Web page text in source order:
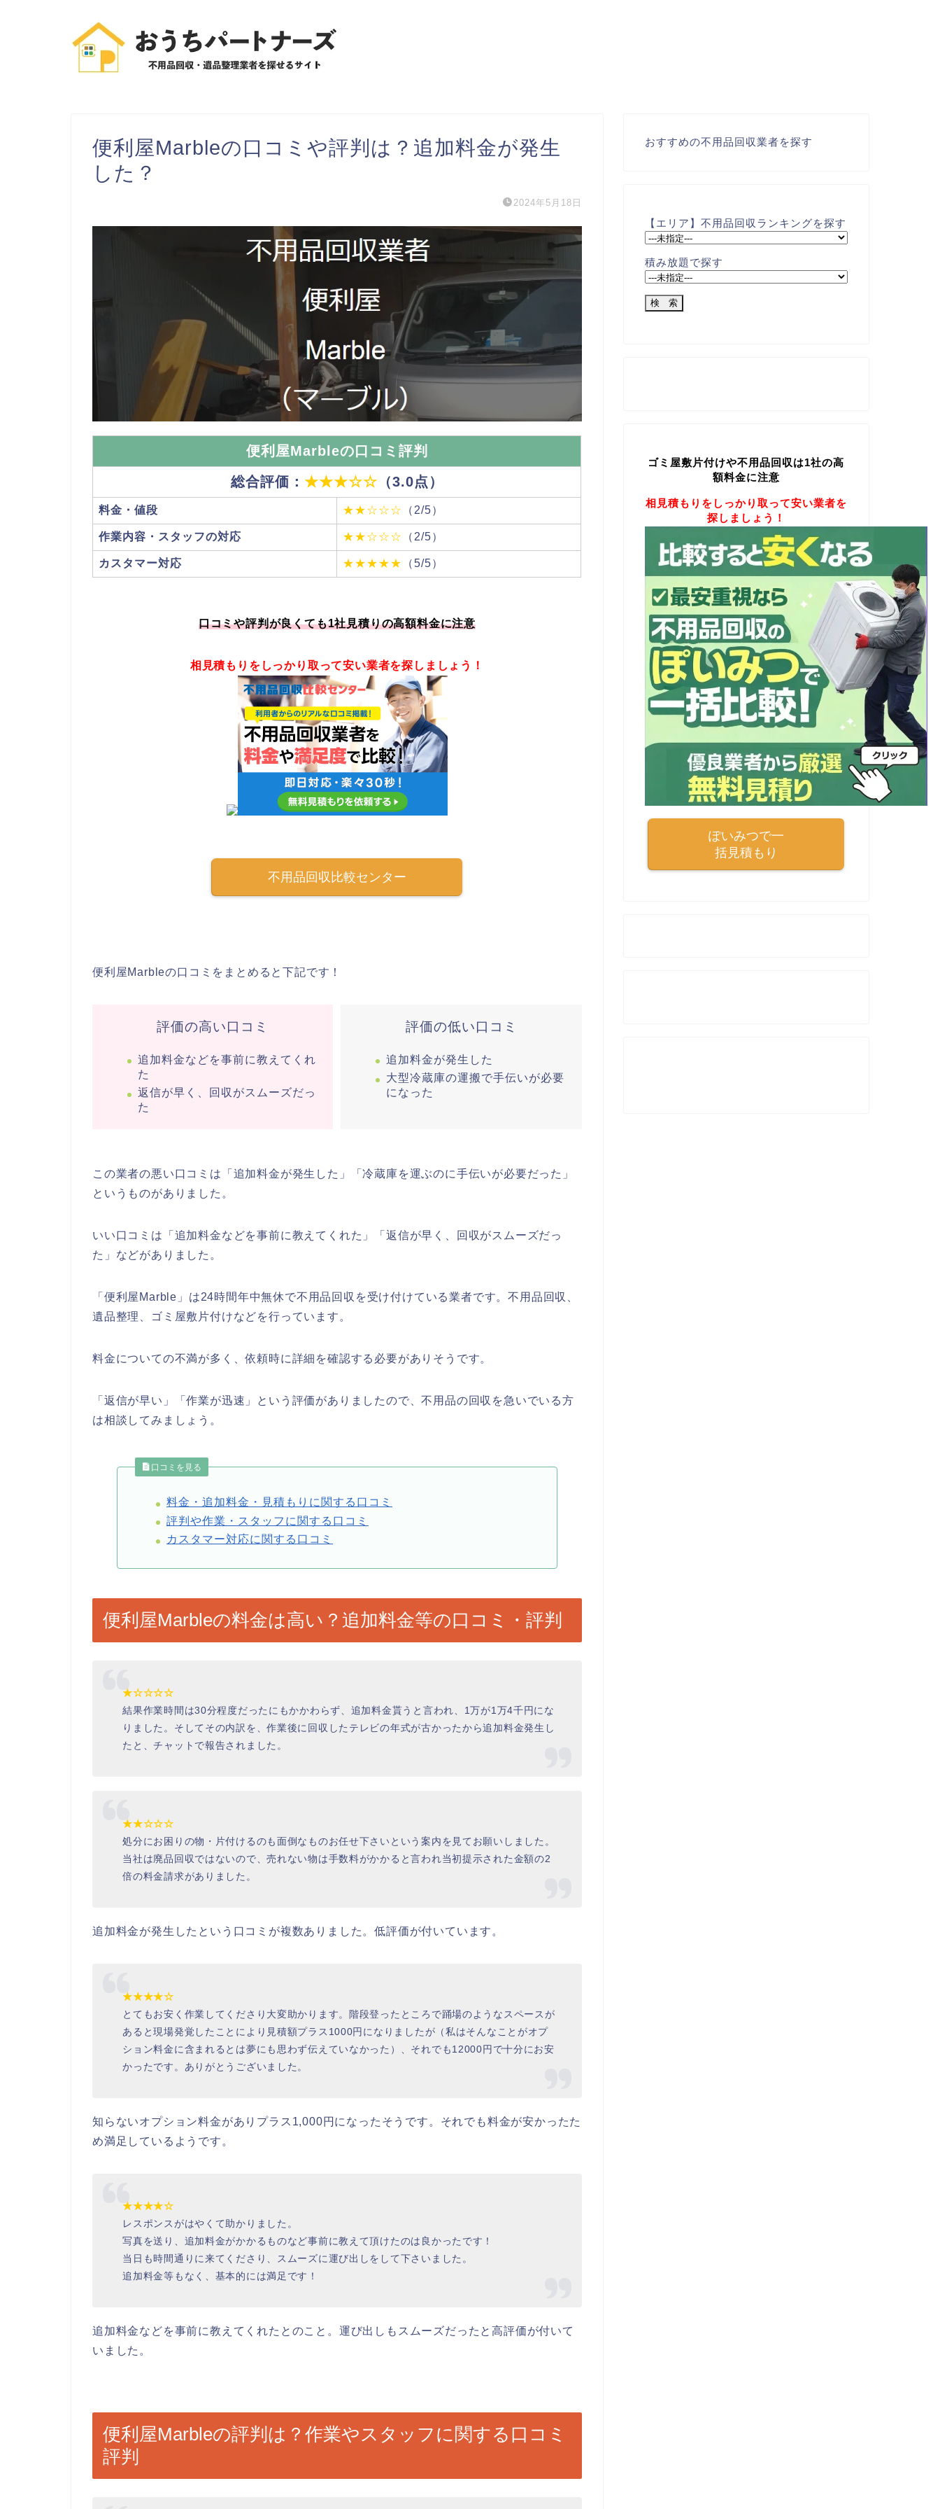
便利屋Marbleの口コミや評判は？追加料金が発生
した？
2024年5月18日
便利屋Marbleの口コミ評判
総合評価： ★★★☆☆ （3.0点）
料金・値段 ★★☆☆☆ （2/5）
作業内容・スタッフの対応 ★★☆☆☆ （2/5）
カスタマー対応 ★★★★★ （5/5）
口コミや評判が良くても1社見積りの高額料金に注意
相見積もりをしっかり取って安い業者を探しましょう！
不用品回収比較センター
便利屋Marbleの口コミをまとめると下記です！
評価の高い口コミ
追加料金などを事前に教えてくれ
た
返信が早く、回収がスムーズだっ
た
評価の低い口コミ
追加料金が発生した
大型冷蔵庫の運搬で手伝いが必要
になった
この業者の悪い口コミは「追加料金が発生した」「冷蔵庫を運ぶのに手伝いが必要だった」
というものがありました。
いい口コミは「追加料金などを事前に教えてくれた」「返信が早く、回収がスムーズだっ
た」などがありました。
「便利屋Marble」は24時間年中無休で不用品回収を受け付けている業者です。不用品回収、
遺品整理、ゴミ屋敷片付けなどを行っています。
料金についての不満が多く、依頼時に詳細を確認する必要がありそうです。
「返信が早い」「作業が迅速」という評価がありましたので、不用品の回収を急いでいる方
は相談してみましょう。
口コミを見る
料金・追加料金・見積もりに関する口コミ
評判や作業・スタッフに関する口コミ
カスタマー対応に関する口コミ
便利屋Marbleの料金は高い？追加料金等の口コミ・評判
★☆☆☆☆
結果作業時間は30分程度だったにもかかわらず、追加料金貰うと言われ、1万が1万4千円にな
りました。そしてその内訳を、作業後に回収したテレビの年式が古かったから追加料金発生し
たと、チャットで報告されました。
★★☆☆☆
処分にお困りの物・片付けるのも面倒なものお任せ下さいという案内を見てお願いしました。
当社は廃品回収ではないので、売れない物は手数料がかかると言われ当初提示された金額の2
倍の料金請求がありました。
追加料金が発生したという口コミが複数ありました。低評価が付いています。
★★★★☆
とてもお安く作業してくださり大変助かります。階段登ったところで踊場のようなスペースが
あると現場発覚したことにより見積額プラス1000円になりましたが（私はそんなことがオプ
ション料金に含まれるとは夢にも思わず伝えていなかった）、それでも12000円で十分にお安
かったです。ありがとうございました。
知らないオプション料金がありプラス1,000円になったそうです。それでも料金が安かったた
め満足しているようです。
★★★★☆
レスポンスがはやくて助かりました。
写真を送り、追加料金がかかるものなど事前に教えて頂けたのは良かったです！
当日も時間通りに来てくださり、スムーズに運び出しをして下さいました。
追加料金等もなく、基本的には満足です！
追加料金などを事前に教えてくれたとのこと。運び出しもスムーズだったと高評価が付いて
いました。
便利屋Marbleの評判は？作業やスタッフに関する口コミ
評判
おすすめの不用品回収業者を探す
【エリア】不用品回収ランキングを探す
積み放題で探す
ゴミ屋敷片付けや不用品回収は1社の高
額料金に注意
相見積もりをしっかり取って安い業者を
探しましょう！
ぽいみつで一
括見積もり